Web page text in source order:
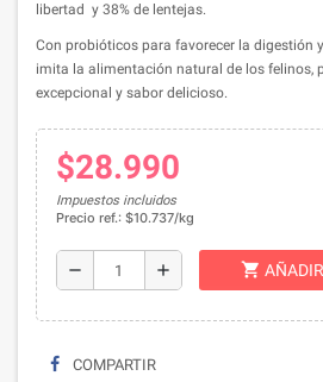
libertad y 38% de lentejas.
Con probióticos para favorecer la digestión
imita la alimentación natural de los felinos,
excepcional y sabor delicioso.
$28.990
Impuestos incluidos
Precio ref.: $10.737/kg
remove add shopping_cart
COMPARTIR